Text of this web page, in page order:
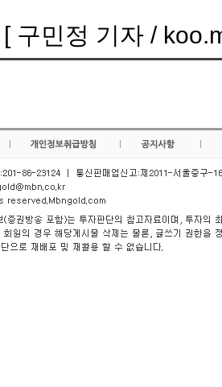
[ 구민정 기자 /